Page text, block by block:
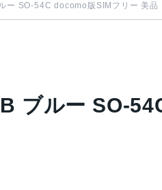
ー SO-54C docomo版SIMフリー 美品
ブルー SO-